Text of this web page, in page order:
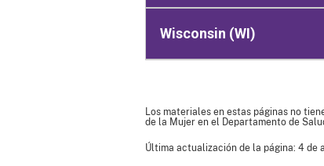
Wisconsin (WI)
Los materiales en estas páginas no
de la Mujer en el Departamento de
Última actualización de la página: 4 de